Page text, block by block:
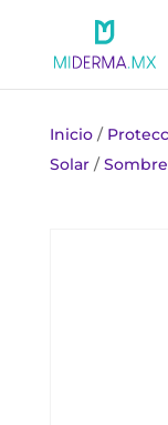
Inicio/
Solar/